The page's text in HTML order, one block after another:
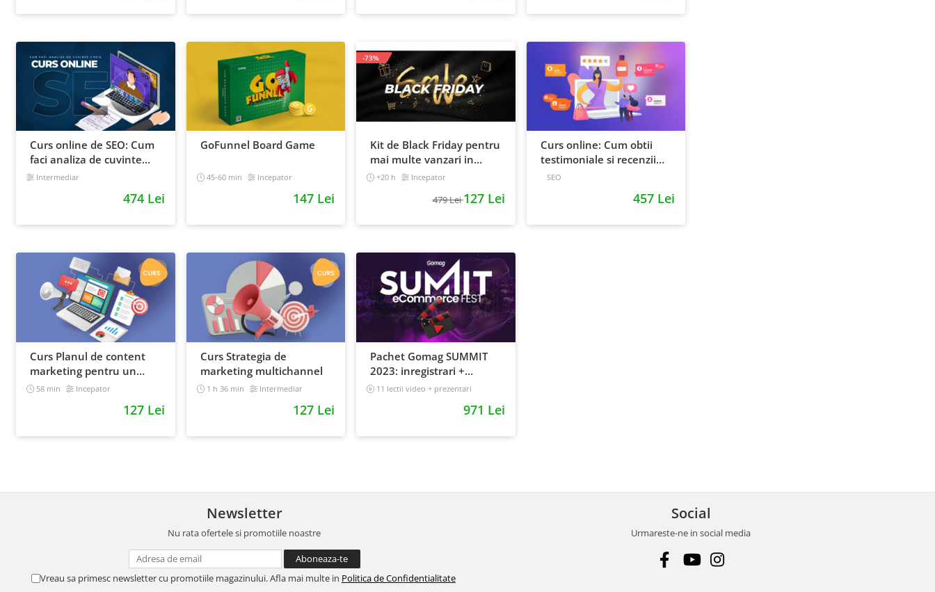
Curs online de SEO: Cum
faci analiza de cuvinte
cheie si castigi clienti din
Intermediar
474 Lei
GoFunnel Board Game
45-60 min Incepator
147 Lei
Kit de Black Friday pentru
mai multe vanzari in
magazinul tau - Curs
+20 h Incepator
479 Lei127 Lei
-73%
Curs online: Cum obtii
testimoniale si recenzii
puternice
SEO
457 Lei
Curs Planul de content
marketing pentru un
magazin online
58 min Incepator
127 Lei
Curs Strategia de
marketing multichannel
1 h 36 min Intermediar
127 Lei
Pachet Gomag SUMMIT
2023: inregistrari +
prezentari
11 lectii video + prezentari
971 Lei
Newsletter
Nu rata ofertele si promotiile noastre
Vreau sa primesc newsletter cu promotiile magazinului. Afla mai multe in Politica de Confidentialitate
Social
Urmareste-ne in social media